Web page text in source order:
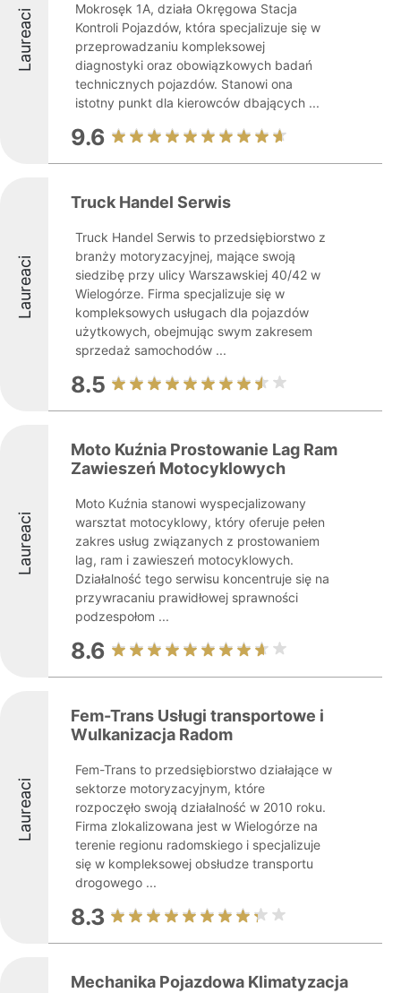
Laureaci
Mokrosęk 1A, działa Okręgowa Stacja
Kontroli Pojazdów, która specjalizuje się w
przeprowadzaniu kompleksowej
diagnostyki oraz obowiązkowych badań
technicznych pojazdów. Stanowi ona
istotny punkt dla kierowców dbających ...
9.6
Laureaci
Truck Handel Serwis
Truck Handel Serwis to przedsiębiorstwo z
branży motoryzacyjnej, mające swoją
siedzibę przy ulicy Warszawskiej 40/42 w
Wielogórze. Firma specjalizuje się w
kompleksowych usługach dla pojazdów
użytkowych, obejmując swym zakresem
sprzedaż samochodów ...
8.5
Laureaci
Moto Kuźnia Prostowanie Lag Ram
Zawieszeń Motocyklowych
Moto Kuźnia stanowi wyspecjalizowany
warsztat motocyklowy, który oferuje pełen
zakres usług związanych z prostowaniem
lag, ram i zawieszeń motocyklowych.
Działalność tego serwisu koncentruje się na
przywracaniu prawidłowej sprawności
podzespołom ...
8.6
Laureaci
Fem-Trans Usługi transportowe i
Wulkanizacja Radom
Fem-Trans to przedsiębiorstwo działające w
sektorze motoryzacyjnym, które
rozpoczęło swoją działalność w 2010 roku.
Firma zlokalizowana jest w Wielogórze na
terenie regionu radomskiego i specjalizuje
się w kompleksowej obsłudze transportu
drogowego ...
8.3
Mechanika Pojazdowa Klimatyzacja